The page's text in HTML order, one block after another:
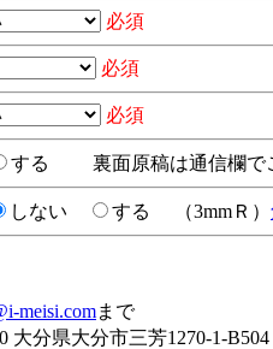
必須
必須
必須
する 裏面原稿は通信欄で
しない する （3mmＲ）
meisi.comまで
大分県大分市三芳1270-1-